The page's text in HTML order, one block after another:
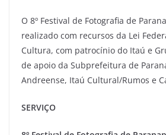
O 8º Festival de Fotografia de
realizado com recursos da Lei
Cultura, com patrocínio do Itaú e
de apoio da Subprefeitura de
Andreense, Itaú Cultural/Rumos e
SERVIÇO